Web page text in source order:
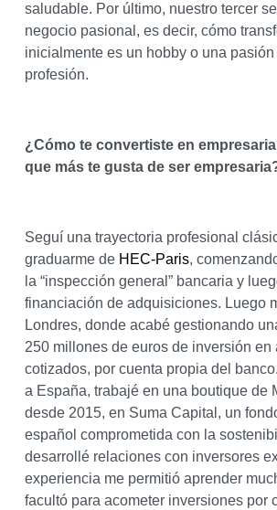
saludable. Por último, nuestro tercer
negocio pasional, es decir, cómo
inicialmente es un hobby o una
profesión.
¿Cómo te convertiste en
que más te gusta de ser
Seguí una trayectoria profesional
graduarme de HEC-Paris,
la “inspección general” bancaria y
financiación de adquisiciones. Luego
Londres, donde acabé gestionando
250 millones de euros de inversión en
cotizados, por cuenta propia del
a España, trabajé en una boutique de
desde 2015, en Suma Capital, un
español comprometida con la
desarrollé relaciones con inversores
experiencia me permitió aprender
facultó para acometer inversiones por